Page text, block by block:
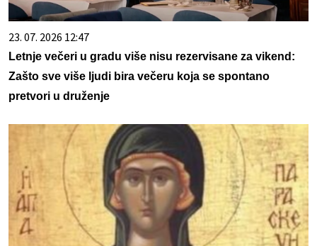
23. 07. 2026 12:47
Letnje večeri u gradu više nisu rezervisane za vikend:
Zašto sve više ljudi bira večeru koja se spontano
pretvori u druženje